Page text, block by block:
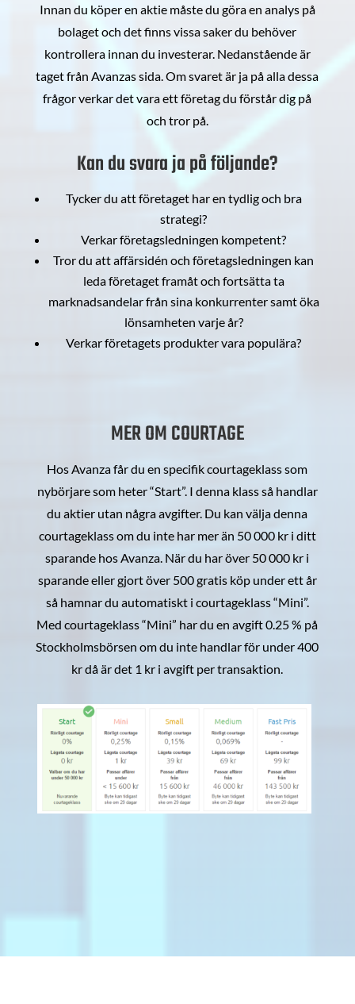
Innan du köper en aktie måste du göra en analys på
bolaget och det finns vissa saker du behöver
kontrollera innan du investerar. Nedanstående är
taget från Avanzas sida. Om svaret är ja på alla dessa
frågor verkar det vara ett företag du förstår dig på
och tror på.
Kan du svara ja på följande?
Tycker du att företaget har en tydlig och bra
strategi?
Verkar företagsledningen kompetent?
Tror du att affärsidén och företagsledningen kan
leda företaget framåt och fortsätta ta
marknadsandelar från sina konkurrenter samt öka
lönsamheten varje år?
Verkar företagets produkter vara populära?
MER OM COURTAGE
Hos Avanza får du en specifik courtageklass som
nybörjare som heter “Start”. I denna klass så handlar
du aktier utan några avgifter. Du kan välja denna
courtageklass om du inte har mer än 50 000 kr i ditt
sparande hos Avanza. När du har över 50 000 kr i
sparande eller gjort över 500 gratis köp under ett år
så hamnar du automatiskt i courtageklass “Mini”.
Med courtageklass “Mini” har du en avgift 0.25 % på
Stockholmsbörsen om du inte handlar för under 400
kr då är det 1 kr i avgift per transaktion.